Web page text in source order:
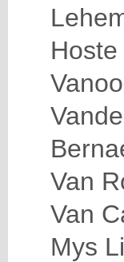
Van
Van
Mys